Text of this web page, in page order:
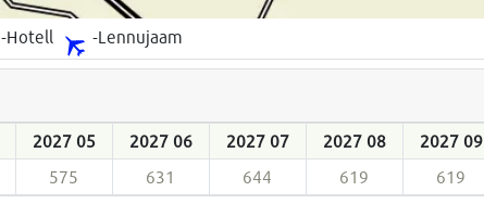
-Hotell -Lennujaam
2027 05 2027 06 2027 07 2027 08 2027 09
575 631 644 619 619